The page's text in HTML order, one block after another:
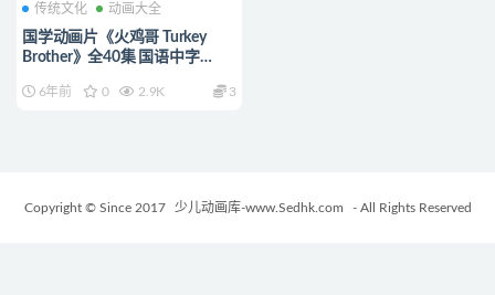
传统文化 动画大全
国学动画片《火鸡哥 Turkey
Brother》全40集 国语中字
画片6年前 0 2.9K 3
Copyright © Since 2017 少儿动画库-www.Sedhk.com - All Rights Reserved